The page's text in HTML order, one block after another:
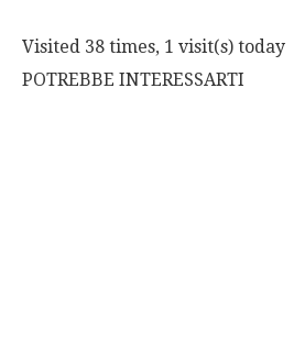
Visited 38 times, 1 visit(s) today
POTREBBE INTERESSARTI